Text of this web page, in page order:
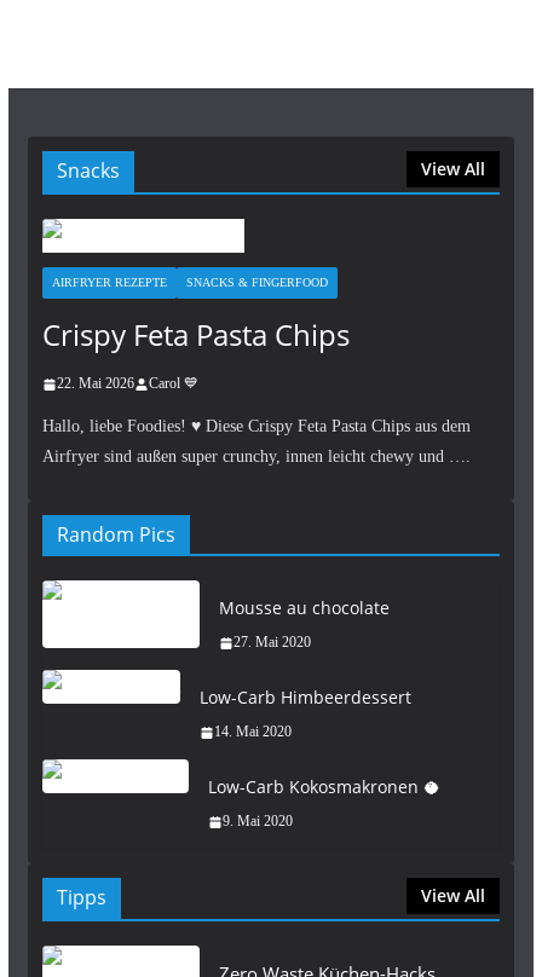
Snacks View All
AIRFRYER REZEPTE SNACKS & FINGERFOOD
Crispy Feta Pasta Chips
22. Mai 2026 Carol 💙
Hallo, liebe Foodies! ♥︎ Diese Crispy Feta Pasta Chips aus dem
Airfryer sind außen super crunchy, innen leicht chewy und ….
Random Pics
Mousse au chocolate
27. Mai 2020
Low-Carb Himbeerdessert
14. Mai 2020
Low-Carb Kokosmakronen 🥥
9. Mai 2020
Tipps View All